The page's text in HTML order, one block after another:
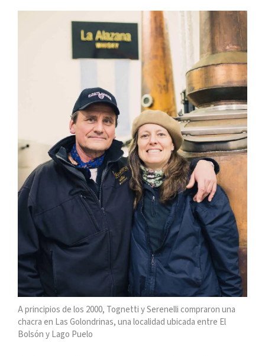
A principios de los 2000, Tognetti y Serenelli compraron una
chacra en Las Golondrinas, una localidad ubicada entre El
Bolsón y Lago Puelo